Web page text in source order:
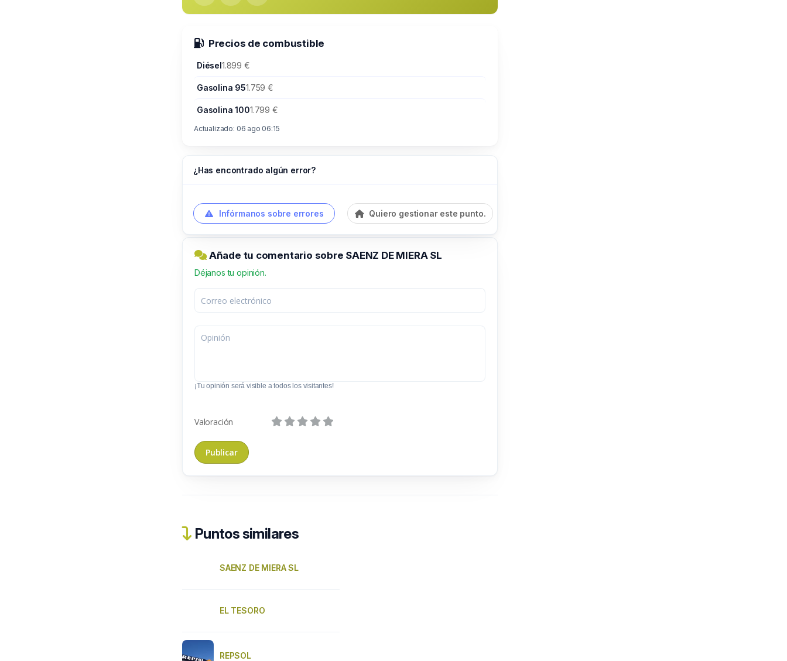
Precios de combustible
Diésel1.899 €
Gasolina 951.759 €
Gasolina 1001.799 €
Actualizado: 06 ago 06:15
¿Has encontrado algún error?
Infórmanos sobre errores Quiero gestionar este punto.
Añade tu comentario sobre SAENZ DE MIERA SL
Déjanos tu opinión.
¡Tu opinión será visible a todos los visitantes!
Valoración
Puntos similares
SAENZ DE MIERA SL
EL TESORO
REPSOL